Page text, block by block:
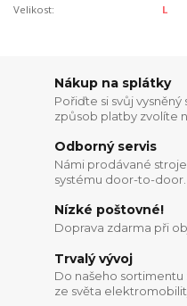
Velikost:
L
Nákup na splátky
Pořiďte si svůj
způsob platby zvolíte
Odborný servis
Námi prodávané
systému door-to-door.
Nízké poštovné!
Doprava zdarma při
Trvalý vývoj
Do našeho
ze světa